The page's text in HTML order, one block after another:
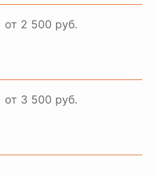
от 2 500 руб.
от 3 500 руб.